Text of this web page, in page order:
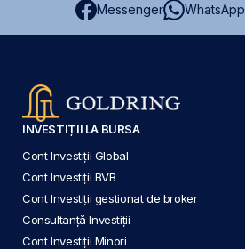
Messenger WhatsApp
INVESTIȚII LA BURSA
Cont Investiții Global
Cont Investiții BVB
Cont Investiții gestionat de broker
Consultanță Investiții
Cont Investiții Minori